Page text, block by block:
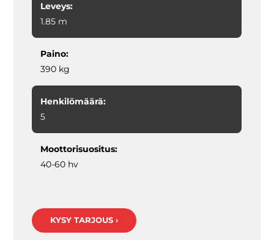
Leveys:
1.85 m
Paino:
390 kg
Henkilömäärä:
5
Moottorisuositus:
40-60 hv
KYSY TARJOUS ›